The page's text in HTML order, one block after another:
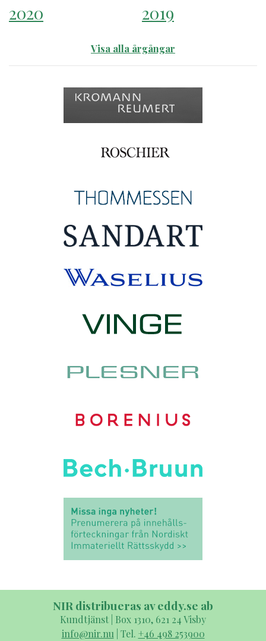
2020
2019
Visa alla årgångar
NIR distribueras av eddy.se ab
Kundtjänst | Box 1310, 621 24 Visby
info@nir.nu | Tel. +46 498 253900